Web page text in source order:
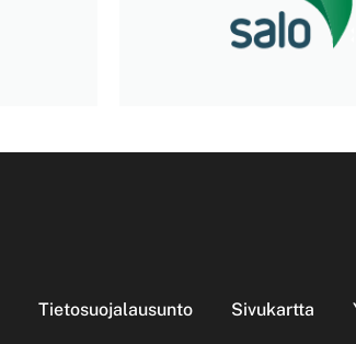
Tietosuojalausunto Sivukartta